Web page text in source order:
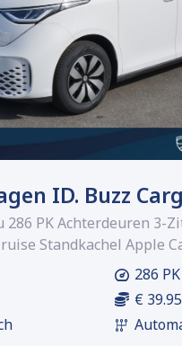
ID. Buzz
286 PK Achterdeuren 3-
Standkachel Apple
286 PK
€